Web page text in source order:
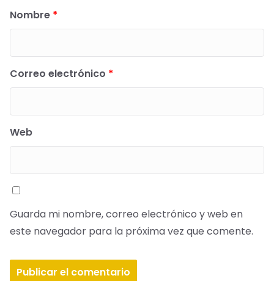
Nombre *
Correo electrónico *
Web
Guarda mi nombre, correo electrónico y web en
este navegador para la próxima vez que comente.